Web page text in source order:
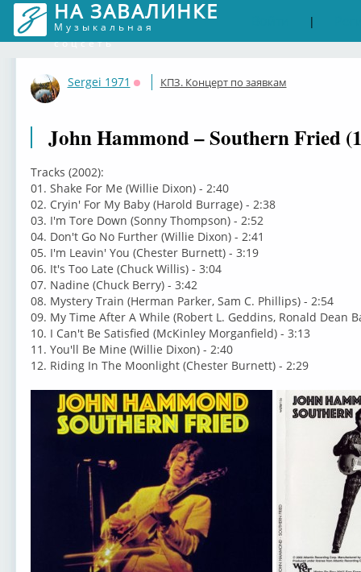
НА ЗАВАЛИНКЕ
Музыкальная
соцсеть
|
Sergei 1971
Оффлайн
КПЗ. Концерт по заявкам
John Hammond – Southern Fried
Tracks (2002):
01. Shake For Me (Willie Dixon) - 2:40
02. Cryin' For My Baby (Harold Burrage) - 2:38
03. I'm Tore Down (Sonny Thompson) - 2:52
04. Don't Go No Further (Willie Dixon) - 2:41
05. I'm Leavin' You (Chester Burnett) - 3:19
06. It's Too Late (Chuck Willis) - 3:04
07. Nadine (Chuck Berry) - 3:42
08. Mystery Train (Herman Parker, Sam C. Phillips) - 2:54
09. My Time After A While (Robert L. Geddins, Ronald Dean
10. I Can't Be Satisfied (McKinley Morganfield) - 3:13
11. You'll Be Mine (Willie Dixon) - 2:40
12. Riding In The Moonlight (Chester Burnett) - 2:29